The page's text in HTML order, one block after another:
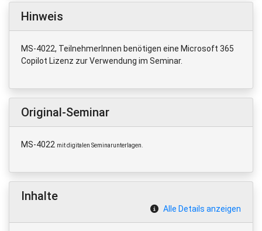
Hinweis
MS-4022, TeilnehmerInnen benötigen eine Microsoft 365
Copilot Lizenz zur Verwendung im Seminar.
Original-Seminar
MS-4022 mit digitalen Seminarunterlagen.
Inhalte
Alle Details anzeigen